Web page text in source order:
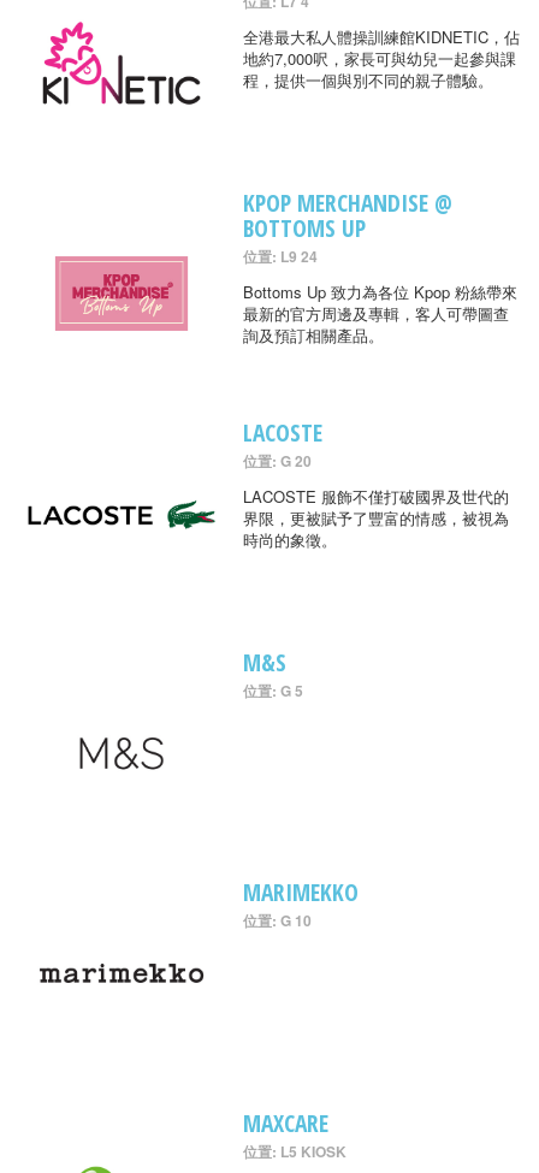
全港最大私人體操訓練館KIDNETIC，佔
地約7,000呎，家長可與幼兒一起參與課
程，提供一個與別不同的親子體驗。
KPOP MERCHANDISE @
BOTTOMS UP
位置: L9 24
Bottoms Up 致力為各位 Kpop 粉絲帶來
最新的官方周邊及專輯，客人可帶圖查
詢及預訂相關產品。
LACOSTE
位置: G 20
LACOSTE 服飾不僅打破國界及世代的
界限，更被賦予了豐富的情感，被視為
時尚的象徵。
M&S
位置: G 5
MARIMEKKO
位置: G 10
MAXCARE
位置: L5 KIOSK